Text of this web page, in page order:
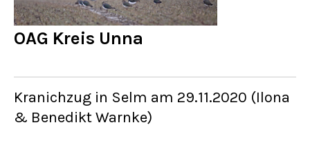
OAG Kreis Unna
Kranichzug in Selm am 29.11.2020 (Ilona
& Benedikt Warnke)